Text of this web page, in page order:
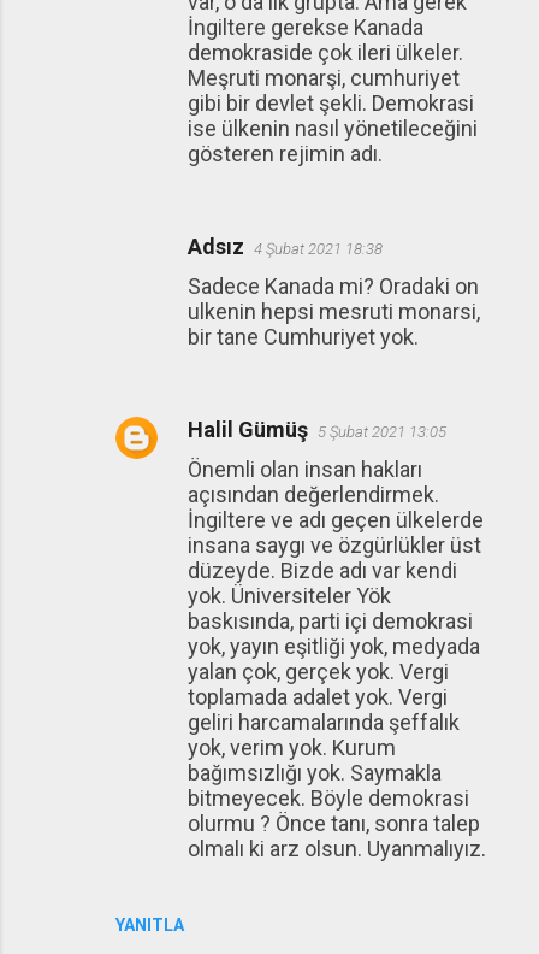
YANITLA
İngiltere gerekse Kanada
demokraside çok ileri ülkeler.
Meşruti monarşi, cumhuriyet
gibi bir devlet şekli. Demokrasi
ise ülkenin nasıl yönetileceğini
gösteren rejimin adı.
Adsız 4 Şubat 2021 18:38
Sadece Kanada mi? Oradaki on
ulkenin hepsi mesruti monarsi,
bir tane Cumhuriyet yok.
Halil Gümüş 5 Şubat 2021 13:05
Önemli olan insan hakları
açısından değerlendirmek.
İngiltere ve adı geçen ülkelerde
insana saygı ve özgürlükler üst
düzeyde. Bizde adı var kendi
yok. Üniversiteler Yök
baskısında, parti içi demokrasi
yok, yayın eşitliği yok, medyada
yalan çok, gerçek yok. Vergi
toplamada adalet yok. Vergi
geliri harcamalarında şeffalık
yok, verim yok. Kurum
bağımsızlığı yok. Saymakla
bitmeyecek. Böyle demokrasi
olurmu ? Önce tanı, sonra talep
olmalı ki arz olsun. Uyanmalıyız.